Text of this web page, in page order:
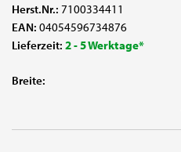
Herst.Nr.: 7100334411
EAN: 04054596734876
Lieferzeit: 2 - 5 Werktage*
Breite: